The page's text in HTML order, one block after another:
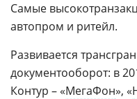
Самые
автопром и ритейл.
Развивается
документооборот: в
Контур – «МегаФон», «